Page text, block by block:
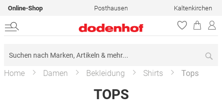
Online-Shop Posthausen Kaltenkirchen
Home Damen Bekleidung Shirts Tops
TOPS